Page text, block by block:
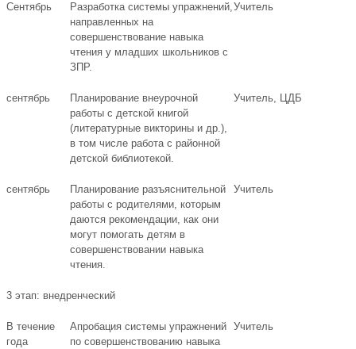
Сентябрь
Разработка системы упражнений,
направленных на
совершенствование навыка
чтения у младших школьников с
ЗПР.
Учитель
сентябрь
Планирование внеурочной
работы с детской книгой
(литературные викторины и др.),
в том числе работа с районной
детской библиотекой.
Учитель, ЦДБ
сентябрь
Планирование разъяснительной
работы с родителями, которым
даются рекомендации, как они
могут помогать детям в
совершенствовании навыка
чтения.
Учитель
3 этап: внедренческий
В течение
года
Апробация системы упражнений
по совершенствованию навыка
Учитель